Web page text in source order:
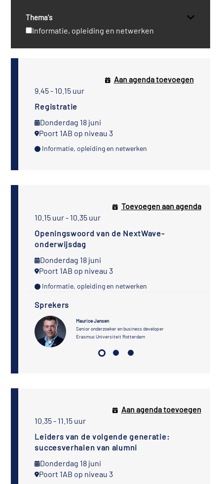
Thema's
Informatie, opleiding en netwerken
9.45 - 10.15 uur
Registratie
Donderdag 18 juni
Poort 1AB op niveau 3
Aan agenda toevoegen
Informatie, opleiding en netwerken
10.15 uur - 10.35 uur
Openingswoord van de NextWave-
onderwijsdag
Donderdag 18 juni
Poort 1AB op niveau 3
Toevoegen aan agenda
Informatie, opleiding en netwerken
Sprekers
Maurice Jansen
Senior onderzoeker en business developer
Erasmus Universiteit Rotterdam
10.35 - 11.15 uur
Leiders van de volgende generatie:
succesverhalen van alumni
Donderdag 18 juni
Poort 1AB op niveau 3
Aan agenda toevoegen